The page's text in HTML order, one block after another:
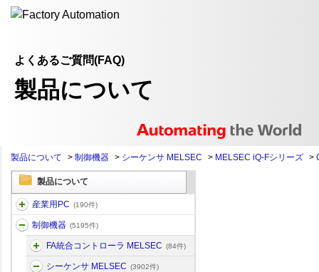
よくあるご質問(FAQ)
製品について
製品について > 制御機器 > シーケンサ MELSEC > MELSEC iQ-Fシリーズ >
製品について
産業用PC (190件)
制御機器 (5195件)
FA統合コントローラ MELSEC (84件)
シーケンサ MELSEC (3902件)